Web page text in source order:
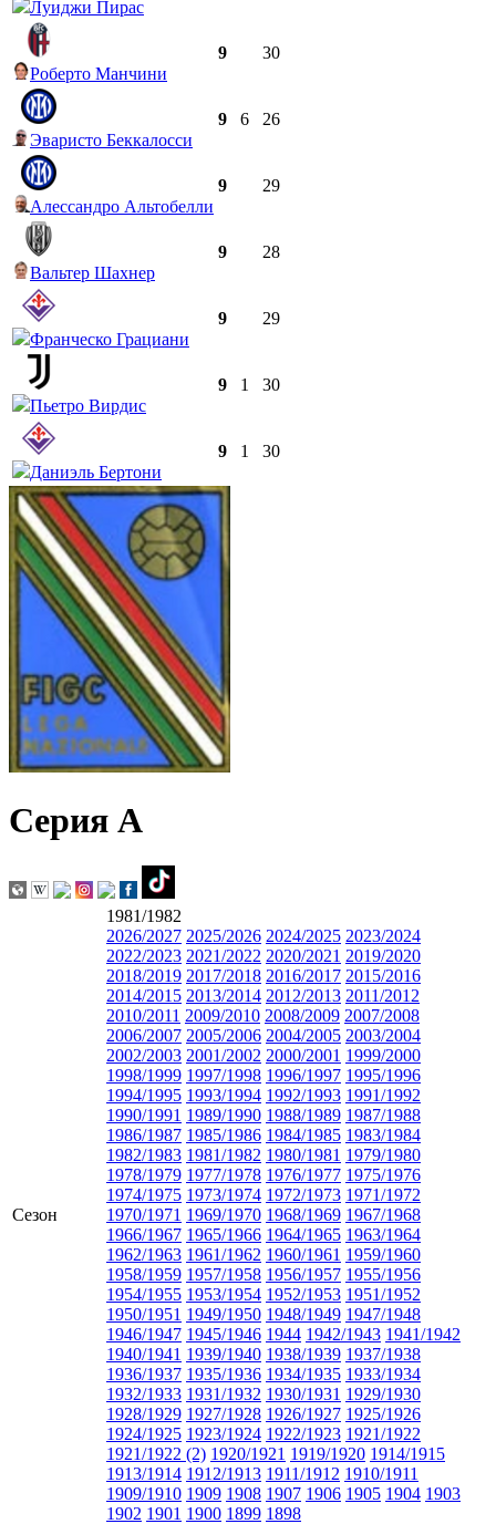
Луиджи Пирас
Роберто Манчини
9 30
Эваристо Беккалосси
9 6 26
Алессандро Альтобелли
9 29
Вальтер Шахнер
9 28
Франческо Грациани
9 29
Пьетро Вирдис
9 1 30
Даниэль Бертони
9 1 30
Серия А
Сезон
1981/1982
2026/2027 2025/2026 2024/2025 2023/2024
2022/2023 2021/2022 2020/2021 2019/2020
2018/2019 2017/2018 2016/2017 2015/2016
2014/2015 2013/2014 2012/2013 2011/2012
2010/2011 2009/2010 2008/2009 2007/2008
2006/2007 2005/2006 2004/2005 2003/2004
2002/2003 2001/2002 2000/2001 1999/2000
1998/1999 1997/1998 1996/1997 1995/1996
1994/1995 1993/1994 1992/1993 1991/1992
1990/1991 1989/1990 1988/1989 1987/1988
1986/1987 1985/1986 1984/1985 1983/1984
1982/1983 1981/1982 1980/1981 1979/1980
1978/1979 1977/1978 1976/1977 1975/1976
1974/1975 1973/1974 1972/1973 1971/1972
1970/1971 1969/1970 1968/1969 1967/1968
1966/1967 1965/1966 1964/1965 1963/1964
1962/1963 1961/1962 1960/1961 1959/1960
1958/1959 1957/1958 1956/1957 1955/1956
1954/1955 1953/1954 1952/1953 1951/1952
1950/1951 1949/1950 1948/1949 1947/1948
1946/1947 1945/1946 1944 1942/1943 1941/1942
1940/1941 1939/1940 1938/1939 1937/1938
1936/1937 1935/1936 1934/1935 1933/1934
1932/1933 1931/1932 1930/1931 1929/1930
1928/1929 1927/1928 1926/1927 1925/1926
1924/1925 1923/1924 1922/1923 1921/1922
1921/1922 (2) 1920/1921 1919/1920 1914/1915
1913/1914 1912/1913 1911/1912 1910/1911
1909/1910 1909 1908 1907 1906 1905 1904 1903
1902 1901 1900 1899 1898